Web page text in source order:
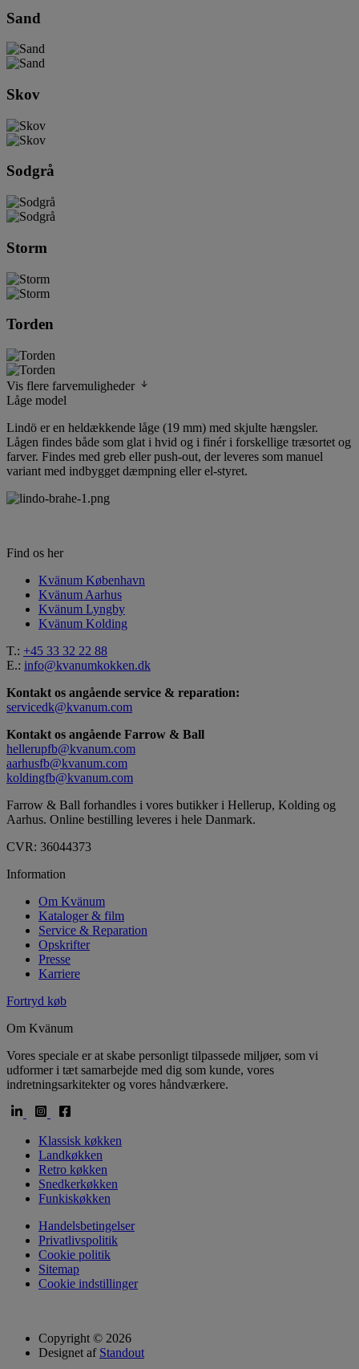
Sand
Skov
Sodgrå
Storm
Torden
Vis flere farvemuligheder
Låge model
Lindö er en heldækkende låge (19 mm) med skjulte hængsler.
Lågen findes både som glat i hvid og i finér i forskellige træsortet og
farver. Findes med greb eller push-out, der leveres som manuel
variant med indbygget dæmpning eller el-styret.
Find os her
Kvänum København
Kvänum Aarhus
Kvänum Lyngby
Kvänum Kolding
T.: +45 33 32 22 88
E.: info@kvanumkokken.dk
Kontakt os angående service & reparation:
servicedk@kvanum.com
Kontakt os angående Farrow & Ball
hellerupfb@kvanum.com
aarhusfb@kvanum.com
koldingfb@kvanum.com
Farrow & Ball forhandles i vores butikker i Hellerup, Kolding og
Aarhus. Online bestilling leveres i hele Danmark.
CVR: 36044373
Information
Om Kvänum
Kataloger & film
Service & Reparation
Opskrifter
Presse
Karriere
Fortryd køb
Om Kvänum
Vores speciale er at skabe personligt tilpassede miljøer, som vi
udformer i tæt samarbejde med dig som kunde, vores
indretningsarkitekter og vores håndværkere.
Klassisk køkken
Landkøkken
Retro køkken
Snedkerkøkken
Funkiskøkken
Handelsbetingelser
Privatlivspolitik
Cookie politik
Sitemap
Cookie indstillinger
Copyright © 2026
Designet af Standout